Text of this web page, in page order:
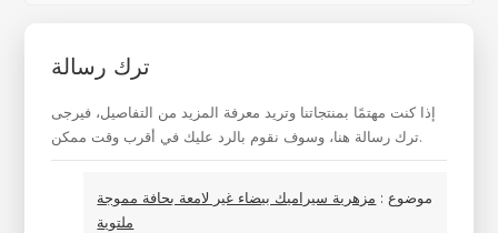
ترك رسالة
إذا كنت مهتمًا بمنتجاتنا وتريد معرفة المزيد من التفاصيل، فيرجى
ترك رسالة هنا، وسوف نقوم بالرد عليك في أقرب وقت ممكن.
موضوع : مزهرية سيراميك بيضاء غير لامعة بحافة مموجة
ملتوية